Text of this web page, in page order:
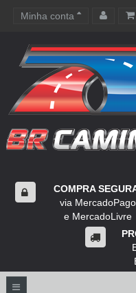
Minha conta
COMPRA
via MercadoPago
e MercadoLivre